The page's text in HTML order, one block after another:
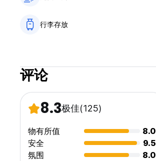
行李存放
评论
8.3极佳(125)
物有所值
8.0
安全
9.5
氛围
8.0